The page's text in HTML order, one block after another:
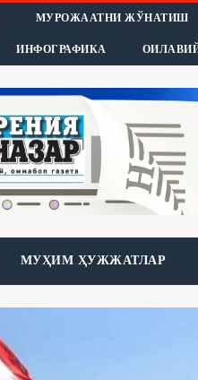
МУРОЖААТНИ ЖЎНАТИШ
ИНФОГРАФИКА
МУҲИМ ҲУЖЖАТЛАР